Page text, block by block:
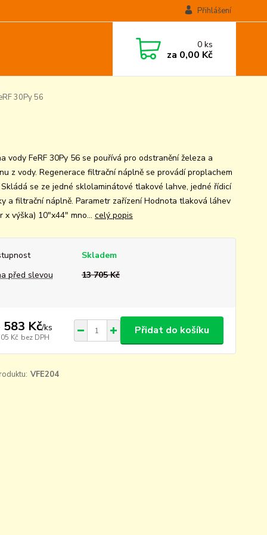
Přihlášení
0ks
za 0,00 Kč
30Py 56
vody FeRF 30Py 56 se pouřívá pro odstranění železa a
z vody. Regenerace filtrační náplně se provádí proplachem
se ze jedné sklolaminátové tlakové lahve, jedné řídicí
a filtrační náplně. Parametr zařízení Hodnota tlaková láhev
x výška) 10"x44" mno... celý popis
Skladem
před slevou
13 705 Kč
583 Kč/ks
Kč bez DPH
Přidat do košíku
VFE204